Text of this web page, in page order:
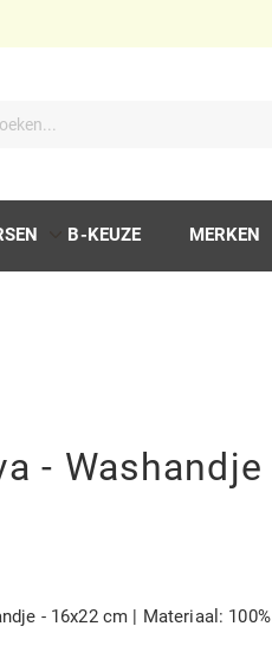
B-KEUZE MERKEN
- Washandje
- 16x22 cm | Materiaal: 100%